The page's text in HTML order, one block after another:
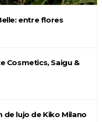
entre flores
Cosmetics, Saigu &
de lujo de Kiko Milano